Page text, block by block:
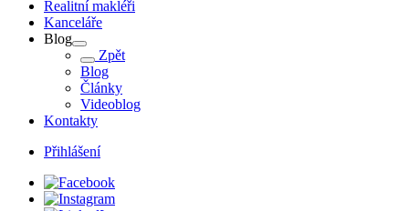
Realitní makléři
Kanceláře
Blog
Zpět
Blog
Články
Videoblog
Kontakty
Přihlášení